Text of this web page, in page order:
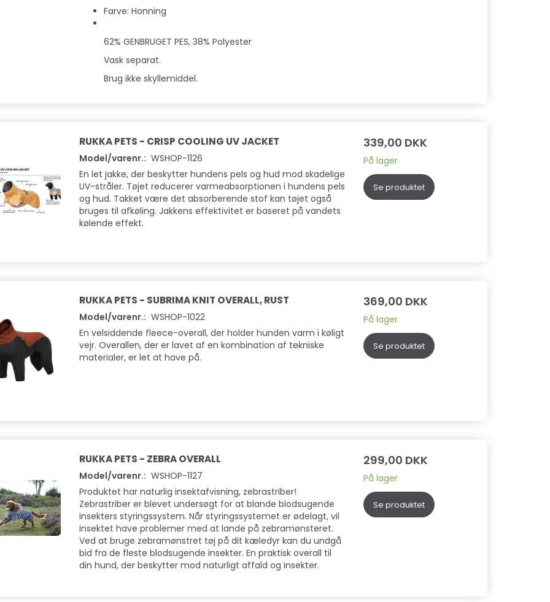
Farve: Honning
62% GENBRUGET PES, 38% Polyester
Vask separat.
Brug ikke skyllemiddel.
RUKKA PETS - CRISP COOLING UV JACKET
Model/varenr.: WSHOP-1126
En let jakke, der beskytter hundens pels og hud mod skadelige
UV-stråler. Tøjet reducerer varmeabsorptionen i hundens pels
og hud. Takket være det absorberende stof kan tøjet også
bruges til afkøling. Jakkens effektivitet er baseret på vandets
kølende effekt.
339,00 DKK
På lager
Se produktet
RUKKA PETS - SUBRIMA KNIT OVERALL, RUST
Model/varenr.: WSHOP-1022
En velsiddende fleece-overall, der holder hunden varm i køligt
vejr. Overallen, der er lavet af en kombination af tekniske
materialer, er let at have på.
369,00 DKK
På lager
Se produktet
RUKKA PETS - ZEBRA OVERALL
Model/varenr.: WSHOP-1127
Produktet har naturlig insektafvisning, zebrastriber!
Zebrastriber er blevet undersøgt for at blande blodsugende
insekters styringssystem. Når styringssystemet er ødelagt, vil
insektet have problemer med at lande på zebramønsteret.
Ved at bruge zebramønstret tøj på dit kæledyr kan du undgå
bid fra de fleste blodsugende insekter. En praktisk overall til
din hund, der beskytter mod naturligt affald og insekter.
299,00 DKK
På lager
Se produktet